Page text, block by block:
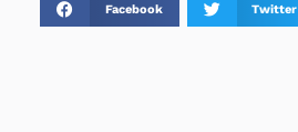
Facebook Twitter